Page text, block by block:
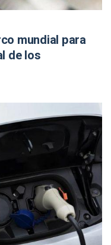
mundial para
de los